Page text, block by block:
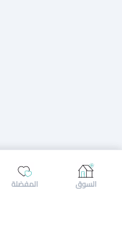
إرسال رسالة
المفضلة السوق